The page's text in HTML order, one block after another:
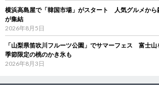
横浜高島屋で「韓国市場」がスタート 人気グルメから
が集結
2026年8月5日
「山梨県笛吹川フルーツ公園」でサマーフェス 富士山
季節限定の桃のかき氷も
2026年8月3日